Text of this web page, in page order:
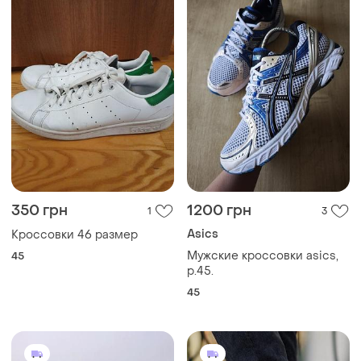
350 грн 1
Кроссовки 46 размер
45
1200 грн 3
Asics
Мужские кроссовки asics,
р.45.
45